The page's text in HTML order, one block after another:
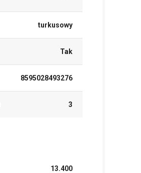
turkusowy
Tak
8595028493276
3
13.400